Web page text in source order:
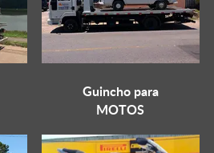
Guincho para
MOTOS